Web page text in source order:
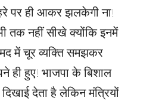
पर ही आकर झलकेगी ना!
तक नहीं सीखे क्योंकि इनमें
मद में चूर व्यक्ति समझकर
ही हुए! भाजपा के बिशाल
देता है लेकिन मंत्रियों